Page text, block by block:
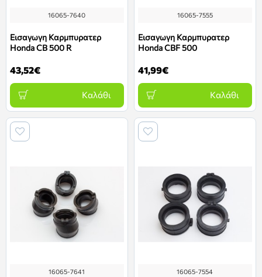
16065-7640
Εισαγωγη Καρμπυρατερ
Honda CB 500 R
43,52€
Καλάθι
16065-7555
Εισαγωγη Καρμπυρατερ
Honda CBF 500
41,99€
Καλάθι
16065-7641 16065-7554